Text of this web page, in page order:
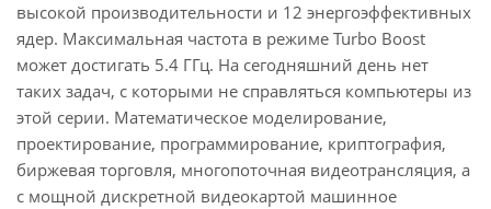
высокой производительности и 12 энергоэффективных
ядер. Максимальная частота в режиме Turbo Boost
может достигать 5.4 ГГц. На сегодняшний день нет
таких задач, с которыми не справляться компьютеры из
этой серии. Математическое моделирование,
проектирование, программирование, криптография,
биржевая торговля, многопоточная видеотрансляция, а
с мощной дискретной видеокартой машинное